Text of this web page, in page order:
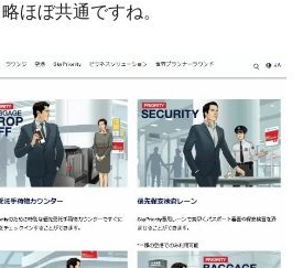
ほぼ共通ですね。